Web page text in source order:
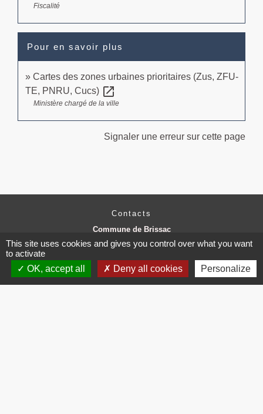
Fiscalité
Pour en savoir plus
Cartes des zones urbaines prioritaires (Zus, ZFU-
TE, PNRU, Cucs) open_in_new
Ministère chargé de la ville
Signaler une erreur sur cette page
Contacts
Commune de Brissac
3 place de la Mairie
+33 4 67 73 71 56
Contact par formulaire
This site uses cookies and gives you control over what you want
to activate
OK, accept all
Deny all cookies Personalize